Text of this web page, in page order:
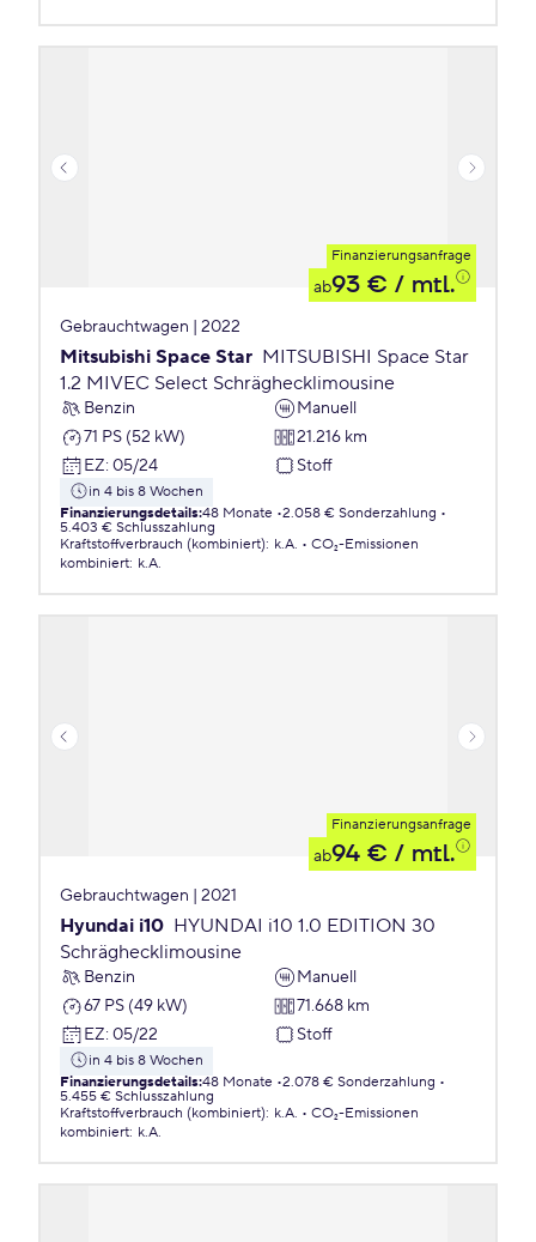
Finanzierungsanfrage
ab93 € / mtl.
Gebrauchtwagen | 2022
Mitsubishi Space Star MITSUBISHI Space Star
1.2 MIVEC Select Schräghecklimousine
Benzin
Manuell
71 PS (52 kW)
21.216 km
EZ: 05/24 Stoff
in 4 bis 8 Wochen
Finanzierungsdetails:48 Monate 2.058 € Sonderzahlung
5.403 € Schlusszahlung
Kraftstoffverbrauch (kombiniert): k.A.
CO₂-Emissionen
kombiniert: k.A.
Finanzierungsanfrage
ab94 € / mtl.
Gebrauchtwagen | 2021
Hyundai i10 HYUNDAI i10 1.0 EDITION 30
Schräghecklimousine
Benzin
Manuell
67 PS (49 kW)
71.668 km
EZ: 05/22 Stoff
in 4 bis 8 Wochen
Finanzierungsdetails:48 Monate 2.078 € Sonderzahlung
5.455 € Schlusszahlung
Kraftstoffverbrauch (kombiniert): k.A.
CO₂-Emissionen
kombiniert: k.A.